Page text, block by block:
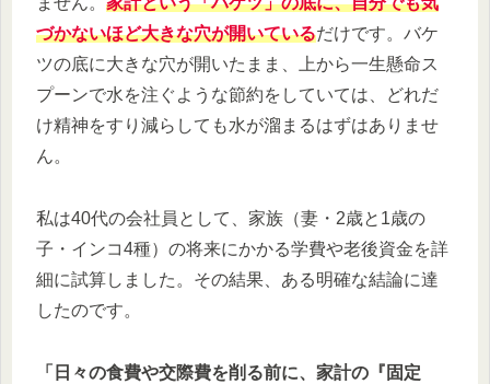
づかないほど大きな穴が開いているだけです。バケ
ツの底に大きな穴が開いたまま、上から一生懸命ス
プーンで水を注ぐような節約をしていては、どれだ
け精神をすり減らしても水が溜まるはずはありませ
ん。
私は40代の会社員として、家族（妻・2歳と1歳の
子・インコ4種）の将来にかかる学費や老後資金を詳
細に試算しました。その結果、ある明確な結論に達
したのです。
「日々の食費や交際費を削る前に、家計の『固定